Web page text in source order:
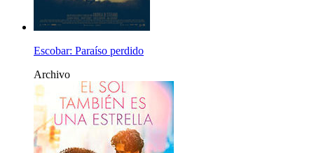
Escobar: Paraíso perdido
Archivo